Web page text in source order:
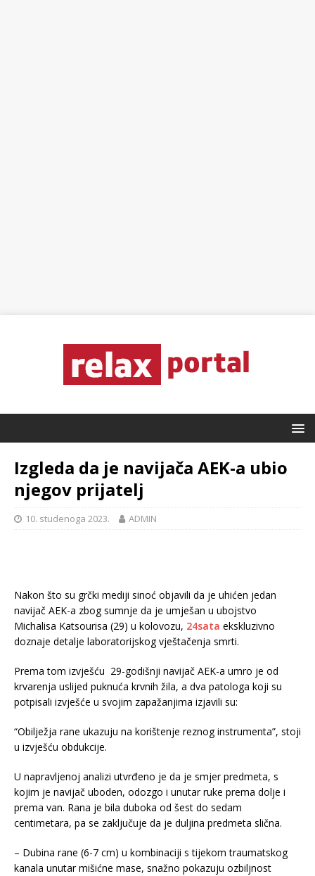
Izgleda da je navijača AEK-a ubio
njegov prijatelj
10. studenoga 2023. ADMIN
Nakon što su grčki mediji sinoć objavili da je uhićen jedan
navijač AEK-a zbog sumnje da je umješan u ubojstvo
Michalisa Katsourisa (29) u kolovozu, 24sata ekskluzivno
doznaje detalje laboratorijskog vještačenja smrti.
Prema tom izvješću 29-godišnji navijač AEK-a umro je od
krvarenja uslijed puknuća krvnih žila, a dva patologa koji su
potpisali izvješće u svojim zapažanjima izjavili su:
“Obilježja rane ukazuju na korištenje reznog instrumenta”, stoji
u izvješću obdukcije.
U napravljenoj analizi utvrđeno je da je smjer predmeta, s
kojim je navijač uboden, odozgo i unutar ruke prema dolje i
prema van. Rana je bila duboka od šest do sedam
centimetara, pa se zaključuje da je duljina predmeta slična.
– Dubina rane (6-7 cm) u kombinaciji s tijekom traumatskog
kanala unutar mišićne mase, snažno pokazuju ozbiljnost